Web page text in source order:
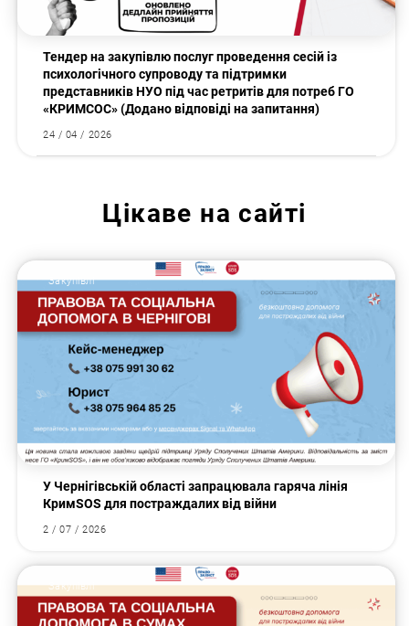
Тендер на закупівлю послуг проведення сесій із
психологічного супроводу та підтримки
представників НУО під час ретритів для потреб ГО
«КРИМСОС» (Додано відповіді на запитання)
24 / 04 / 2026
Цікаве на сайті
Закупівлі
У Чернігівській області запрацювала гаряча лінія
КримSOS для постраждалих від війни
2 / 07 / 2026
Закупівлі